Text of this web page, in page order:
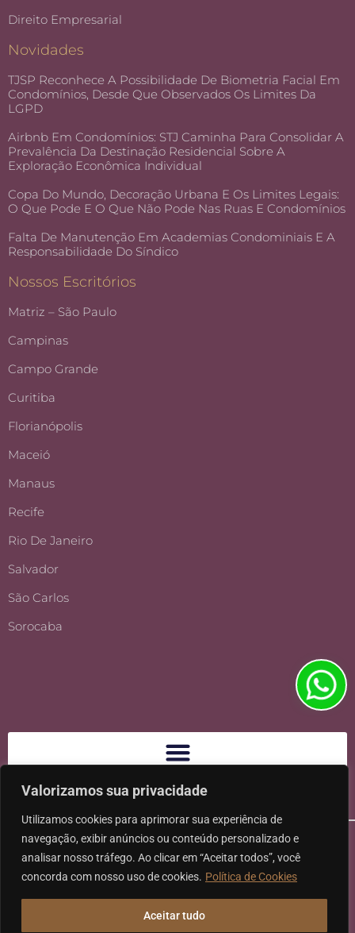
Valorizamos sua privacidade
Utilizamos cookies para aprimorar sua experiência de
navegação, exibir anúncios ou conteúdo personalizado e
analisar nosso tráfego. Ao clicar em “Aceitar todos”, você
concorda com nosso uso de cookies. Política de Cookies
Aceitar tudo
Direito Empresarial
Novidades
TJSP Reconhece A Possibilidade De Biometria Facial Em
Condomínios, Desde Que Observados Os Limites Da
LGPD
Airbnb Em Condomínios: STJ Caminha Para Consolidar A
Prevalência Da Destinação Residencial Sobre A
Exploração Econômica Individual
Copa Do Mundo, Decoração Urbana E Os Limites Legais:
O Que Pode E O Que Não Pode Nas Ruas E Condomínios
Falta De Manutenção Em Academias Condominiais E A
Responsabilidade Do Síndico
Nossos Escritórios
Matriz – São Paulo
Campinas
Campo Grande
Curitiba
Florianópolis
Maceió
Manaus
Recife
Rio De Janeiro
Salvador
São Carlos
Sorocaba
Ⓒ 2026 - Todos os direitos reservados à Karpat Sociedade de
Advogados | CNPJ: 11.317.840/0001-07